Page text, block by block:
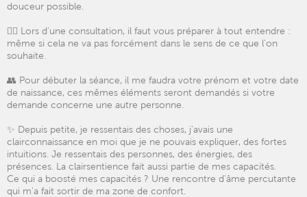
douceur possible.
👂🏼 Lors d'une consultation, il faut vous préparer à tout entendre :
même si cela ne va pas forcément dans le sens de ce que l'on
souhaite.
👥 Pour débuter la séance, il me faudra votre prénom et votre date
de naissance, ces mêmes éléments seront demandés si votre
demande concerne une autre personne.
✨ Depuis petite, je ressentais des choses, j'avais une
clairconnaissance en moi que je ne pouvais expliquer, des fortes
intuitions. Je ressentais des personnes, des énergies, des
présences. La clairsentience fait aussi partie de mes capacités.
Ce qui a boosté mes capacités ? Une rencontre d'âme percutante
qui m'a fait sortir de ma zone de confort.